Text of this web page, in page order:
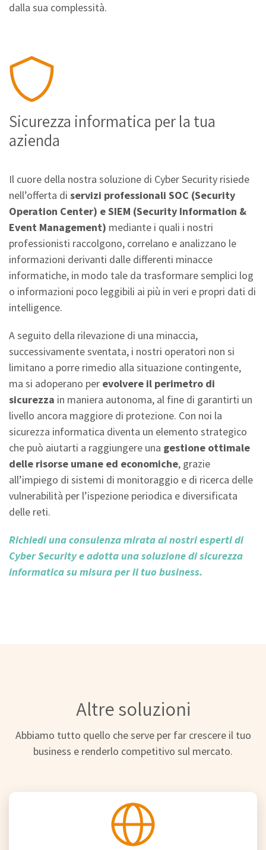
dalla sua complessità.
Sicurezza informatica per la tua
azienda
Il cuore della nostra soluzione di Cyber Security risiede
nell’offerta di servizi professionali SOC (Security
Operation Center) e SIEM (Security Information &
Event Management) mediante i quali i nostri
professionisti raccolgono, correlano e analizzano le
informazioni derivanti dalle differenti minacce
informatiche, in modo tale da trasformare semplici log
o informazioni poco leggibili ai più in veri e propri dati di
intelligence.
A seguito della rilevazione di una minaccia,
successivamente sventata, i nostri operatori non si
limitano a porre rimedio alla situazione contingente,
ma si adoperano per evolvere il perimetro di
sicurezza in maniera autonoma, al fine di garantirti un
livello ancora maggiore di protezione. Con noi la
sicurezza informatica diventa un elemento strategico
che può aiutarti a raggiungere una gestione ottimale
delle risorse umane ed economiche, grazie
all’impiego di sistemi di monitoraggio e di ricerca delle
vulnerabilità per l’ispezione periodica e diversificata
delle reti.
Richiedi una consulenza mirata ai nostri esperti di
Cyber Security e adotta una soluzione di sicurezza
informatica su misura per il tuo business.
Altre soluzioni
Abbiamo tutto quello che serve per far crescere il tuo
business e renderlo competitivo sul mercato.